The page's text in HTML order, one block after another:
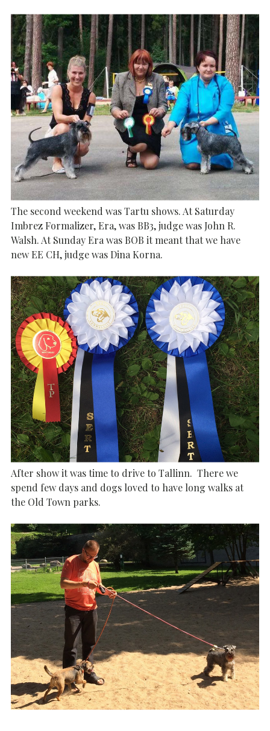
The second weekend was Tartu shows. At Saturday
Imbrez Formalizer, Era, was BB3, judge was John R.
Walsh. At Sunday Era was BOB it meant that we have
new EE CH, judge was Dina Korna.
After show it was time to drive to Tallinn. There we
spend few days and dogs loved to have long walks at
the Old Town parks.